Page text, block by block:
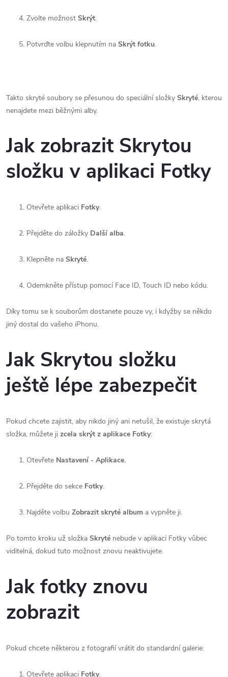
Zvolte možnost Skrýt.
Potvrďte volbu klepnutím na Skrýt fotku.
Takto skryté soubory se přesunou do speciální složky Skryté, kterou
nenajdete mezi běžnými alby.
Jak zobrazit Skrytou
složku v aplikaci Fotky
Otevřete aplikaci Fotky.
Přejděte do záložky Další alba.
Klepněte na Skryté.
Odemkněte přístup pomocí Face ID, Touch ID nebo kódu.
Díky tomu se k souborům dostanete pouze vy, i kdyžby se někdo
jiný dostal do vašeho iPhonu.
Jak Skrytou složku
ještě lépe zabezpečit
Pokud chcete zajistit, aby nikdo jiný ani netušil, že existuje skrytá
složka, můžete ji zcela skrýt z aplikace Fotky:
Otevřete Nastavení - Aplikace.
Přejděte do sekce Fotky.
Najděte volbu Zobrazit skryté album a vypněte ji.
Po tomto kroku už složka Skryté nebude v aplikaci Fotky vůbec
viditelná, dokud tuto možnost znovu neaktivujete.
Jak fotky znovu
zobrazit
Pokud chcete některou z fotografií vrátit do standardní galerie:
Otevřete aplikaci Fotky.